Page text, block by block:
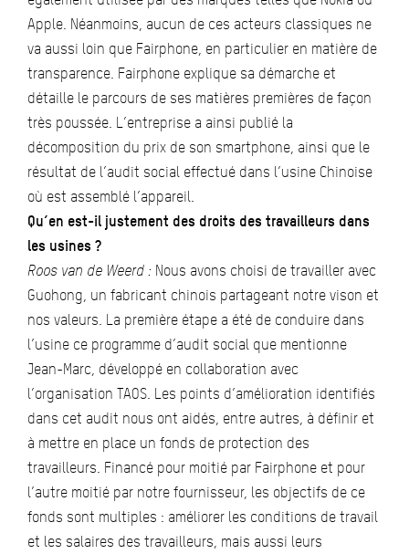
Apple. Néanmoins, aucun de ces acteurs classiques ne
va aussi loin que Fairphone, en particulier en matière de
transparence. Fairphone explique sa démarche et
détaille le parcours de ses matières premières de façon
très poussée. L’entreprise a ainsi publié la
décomposition du prix de son smartphone, ainsi que le
résultat de l’audit social effectué dans l’usine Chinoise
où est assemblé l’appareil.
Qu’en est-il justement des droits des travailleurs dans
les usines ?
Roos van de Weerd : Nous avons choisi de travailler avec
Guohong, un fabricant chinois partageant notre vison et
nos valeurs. La première étape a été de conduire dans
l’usine ce programme d’audit social que mentionne
Jean-Marc, développé en collaboration avec
l’organisation TAOS. Les points d’amélioration identifiés
dans cet audit nous ont aidés, entre autres, à définir et
à mettre en place un fonds de protection des
travailleurs. Financé pour moitié par Fairphone et pour
l’autre moitié par notre fournisseur, les objectifs de ce
fonds sont multiples : améliorer les conditions de travail
et les salaires des travailleurs, mais aussi leurs